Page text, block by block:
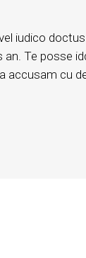
iudico
Te posse
cu